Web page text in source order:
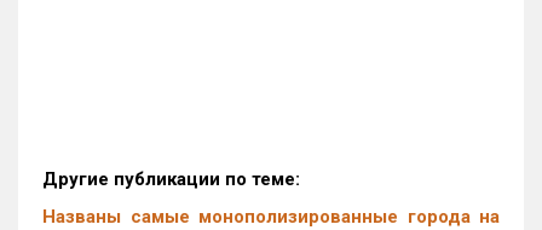
Другие публикации по теме:
Названы самые монополизированные города на